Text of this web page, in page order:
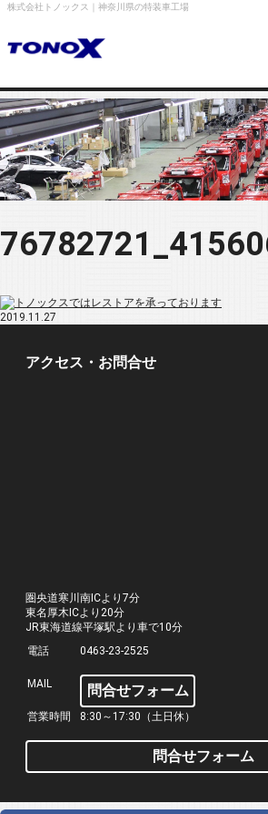
株式会社トノックス｜神奈川県の特装車工場
2019.11.27
アクセス・お問合せ
圏央道寒川南ICより7分
東名厚木ICより20分
JR東海道線平塚駅より車で10分
電話
0463-23-2525
MAIL 問合せフォーム
営業時間 8:30～17:30（土日休）
問合せフォーム